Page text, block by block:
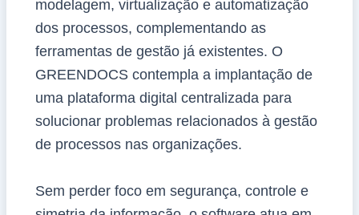
modelagem, virtualização e automatização
dos processos, complementando as
ferramentas de gestão já existentes. O
GREENDOCS contempla a implantação de
uma plataforma digital centralizada para
solucionar problemas relacionados à gestão
de processos nas organizações.
Sem perder foco em segurança, controle e